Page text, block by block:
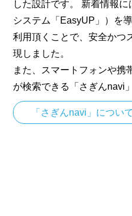
した設計です。 新着情報
システム「EasyUP」）を
利用頂くことで、安全かつ
現しました。
また、スマートフォンや携
が検索できる「さぎんnavi
「さぎんnavi」につい